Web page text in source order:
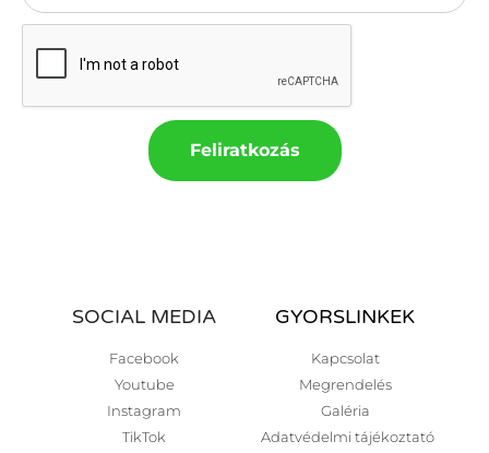
Feliratkozás
SOCIAL MEDIA
Facebook
Youtube
Instagram
TikTok
GYORSLINKEK
Kapcsolat
Megrendelés
Galéria
Adatvédelmi tájékoztató